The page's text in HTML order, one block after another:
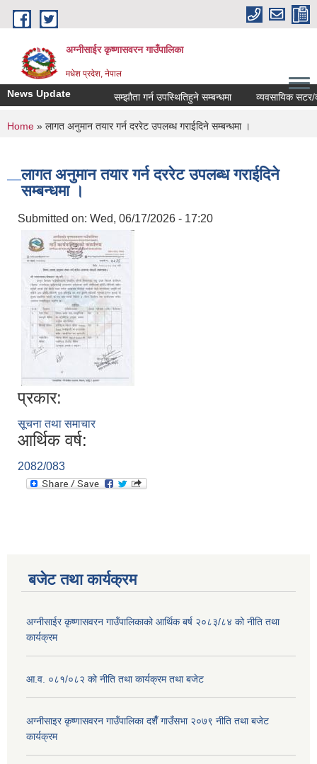
Skip to main content
अग्नीसाईर कृष्णासवरन गाउँपालिका
मधेश प्रदेश, नेपाल
News Update सम्झौता गर्न उपस्थितिहुने सम्बन्धमा व्यवसायिक सटर/
You are here
Home » लागत अनुमान तयार गर्न दररेट उपलब्ध गराईदिने सम्बन्धमा ।
लागत अनुमान तयार गर्न दररेट उपलब्ध गराईदिने
सम्बन्धमा ।
Submitted on: Wed, 06/17/2026 - 17:20
प्रकार:
सूचना तथा समाचार
आर्थिक वर्ष:
2082/083
बजेट तथा कार्यक्रम
अग्नीसाईर कृष्णासवरन गाउँपालिकाको आर्थिक बर्ष २०८३/८४ को नीति तथा
कार्यक्रम
आ.व. ०८१/०८२ को नीति तथा कार्यक्रम तथा बजेट
अग्नीसाइर कृष्णासवरन गाउँपालिका दशैँ गाउँसभा २०७९ नीति तथा बजेट
कार्यक्रम